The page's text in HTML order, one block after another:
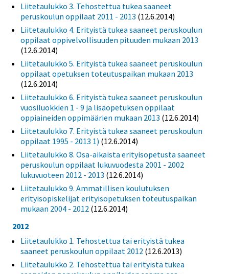
Liitetaulukko 3. Tehostettua tukea saaneet
peruskoulun oppilaat 2011 - 2013 (12.6.2014)
Liitetaulukko 4. Erityistä tukea saaneet peruskoulun
oppilaat oppivelvollisuuden pituuden mukaan 2013
(12.6.2014)
Liitetaulukko 5. Erityistä tukea saaneet peruskoulun
oppilaat opetuksen toteutuspaikan mukaan 2013
(12.6.2014)
Liitetaulukko 6. Erityistä tukea saaneet peruskoulun
vuosiluokkien 1 - 9 ja lisäopetuksen oppilaat
oppiaineiden oppimäärien mukaan 2013 (12.6.2014)
Liitetaulukko 7. Erityistä tukea saaneet peruskoulun
oppilaat 1995 - 2013 1) (12.6.2014)
Liitetaulukko 8. Osa-aikaista erityisopetusta saaneet
peruskoulun oppilaat lukuvuodesta 2001 - 2002
lukuvuoteen 2012 - 2013 (12.6.2014)
Liitetaulukko 9. Ammatillisen koulutuksen
erityisopiskelijat erityisopetuksen toteutuspaikan
mukaan 2004 - 2012 (12.6.2014)
2012
Liitetaulukko 1. Tehostettua tai erityistä tukea
saaneet peruskoulun oppilaat 2012 (12.6.2013)
Liitetaulukko 2. Tehostettua tai erityistä tukea